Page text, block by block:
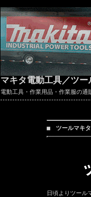
マキタ電動工具／ツ
電動工具・作業用品・作業服の
■ ツールマキ
日頃よりツール